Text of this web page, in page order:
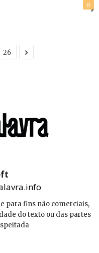
0
26
para fins não comerciais,
do texto ou das partes